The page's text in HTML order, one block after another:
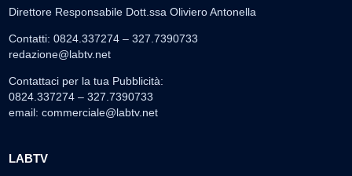
Direttore Responsabile Dott.ssa Oliviero Antonella
Contatti: 0824.337274 – 327.7390733
redazione@labtv.net
Contattaci per la tua Pubblicità:
0824.337274 – 327.7390733
email: commerciale@labtv.net
LABTV